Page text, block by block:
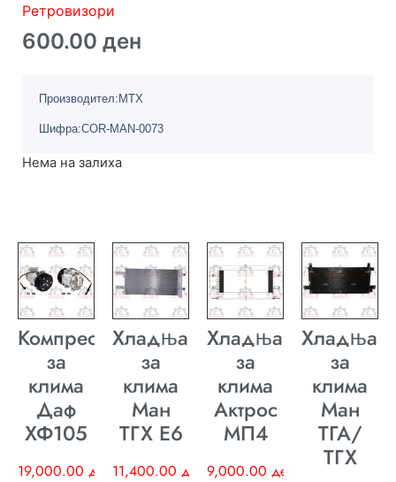
Ретровизори
600.00 ден
Производител:MTX
Шифра:COR-MAN-0073
Нема на залиха
Компресор
за
клима
Даф
ХФ105
19,000.00 ден
Хладњак
за
клима
Ман
ТГХ E6
11,400.00 ден
Хладњак
за
клима
Актрос
МП4
9,000.00 ден
Хладњак
за
клима
Ман
ТГА/
ТГХ